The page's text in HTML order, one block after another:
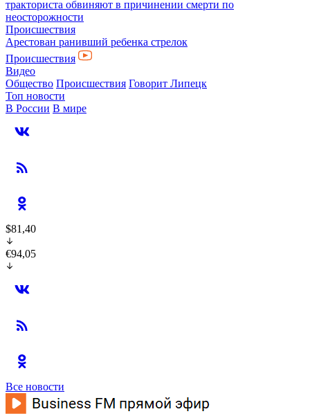
тракториста обвиняют в причинении смерти по
неосторожности
Происшествия
Арестован ранивший ребенка стрелок
Происшествия
Видео
Общество Происшествия Говорит Липецк
Топ новости
В России В мире
$81,40
€94,05
Все новости